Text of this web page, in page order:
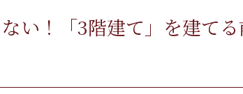
い！「3階建て」を建て